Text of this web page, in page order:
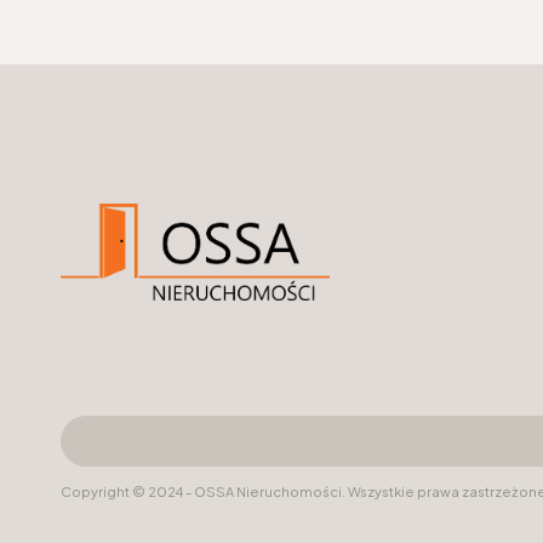
Copyright © 2024 - OSSA Nieruchomości. Wszystkie prawa